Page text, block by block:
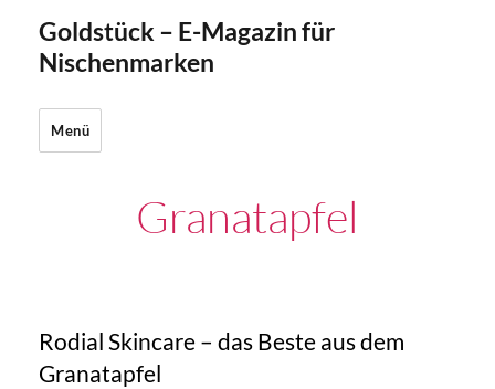
Goldstück – E-Magazin für
Nischenmarken
Menü
Granatapfel
Rodial Skincare – das Beste aus dem
Granatapfel